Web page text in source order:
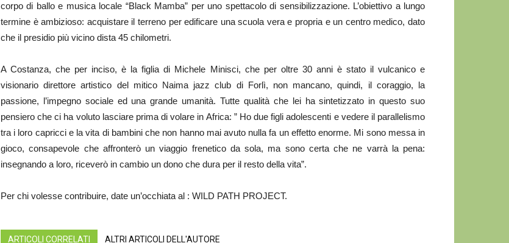
corpo di ballo e musica locale “Black Mamba” per uno spettacolo di sensibilizzazione. L’obiettivo a lungo
termine è ambizioso: acquistare il terreno per edificare una scuola vera e propria e un centro medico, dato
che il presidio più vicino dista 45 chilometri.
A Costanza, che per inciso, è la figlia di Michele Minisci, che per oltre 30 anni è stato il vulcanico e
visionario direttore artistico del mitico Naima jazz club di Forlì, non mancano, quindi, il coraggio, la
passione, l’impegno sociale ed una grande umanità. Tutte qualità che lei ha sintetizzato in questo suo
pensiero che ci ha voluto lasciare prima di volare in Africa: ” Ho due figli adolescenti e vedere il parallelismo
tra i loro capricci e la vita di bambini che non hanno mai avuto nulla fa un effetto enorme. Mi sono messa in
gioco, consapevole che affronterò un viaggio frenetico da sola, ma sono certa che ne varrà la pena:
insegnando a loro, riceverò in cambio un dono che dura per il resto della vita”.
Per chi volesse contribuire, date un’occhiata al : WILD PATH PROJECT.
ARTICOLI CORRELATI ALTRI ARTICOLI DELL'AUTORE